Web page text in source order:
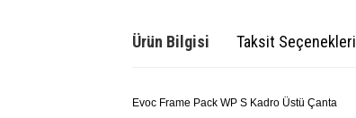
Ürün Bilgisi Taksit Seçenekleri
Evoc Frame Pack WP S Kadro Üstü Çanta